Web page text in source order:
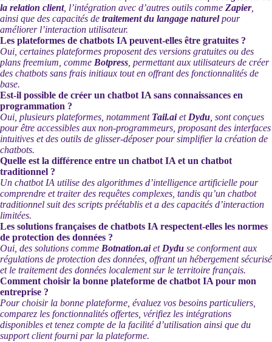
la relation client, l’intégration avec d’autres outils comme Zapier,
ainsi que des capacités de traitement du langage naturelpour
améliorer l’interaction utilisateur.
Les plateformes de chatbots IA peuvent-elles être gratuites ?
Oui, certaines plateformes proposent des versions gratuites ou des
plans freemium, comme Botpress, permettant aux utilisateurs de créer
des chatbots sans frais initiaux tout en offrant des fonctionnalités de
base.
Est-il possible de créer un chatbot IA sans connaissances en
programmation ?
Oui, plusieurs plateformes, notamment Tail.aietDydu, sont conçues
pour être accessibles aux non-programmeurs, proposant des interfaces
intuitives et des outils de glisser-déposer pour simplifier la création de
chatbots.
Quelle est la différence entre un chatbot IA et un chatbot
traditionnel ?
Un chatbot IA utilise des algorithmes d’intelligence artificielle pour
comprendre et traiter des requêtes complexes, tandis qu’un chatbot
traditionnel suit des scripts préétablis et a des capacités d’interaction
limitées.
Les solutions françaises de chatbots IA respectent-elles les normes
de protection des données ?
Oui, des solutions comme Botnation.aietDydu se conforment aux
régulations de protection des données, offrant un hébergement sécurisé
et le traitement des données localement sur le territoire français.
Comment choisir la bonne plateforme de chatbot IA pour mon
entreprise ?
Pour choisir la bonne plateforme, évaluez vos besoins particuliers,
comparez les fonctionnalités offertes, vérifiez les intégrations
disponibles et tenez compte de la facilité d’utilisation ainsi que du
support client fourni par la plateforme.